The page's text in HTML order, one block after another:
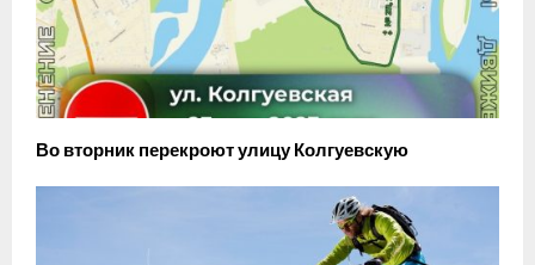
Во вторник перекроют улицу Колгуевскую